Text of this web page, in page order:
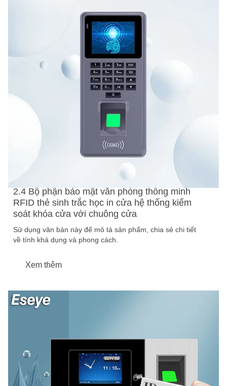
2.4 Bộ phận bảo mật văn phòng thông minh
RFID thẻ sinh trắc học in cửa hệ thống kiểm
soát khóa cửa với chuông cửa
Sử dụng văn bản này để mô tả sản phẩm, chia sẻ chi tiết
về tính khả dụng và phong cách.
Xem thêm